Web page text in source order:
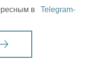
в
Telegram-